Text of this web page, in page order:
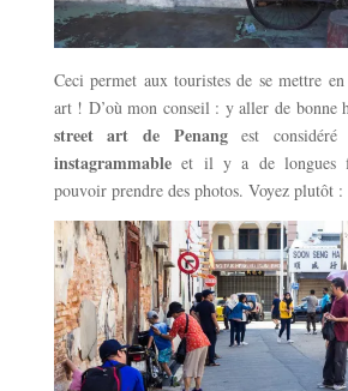
Ceci permet aux touristes de se mettre en
art ! D’où mon conseil : y aller de bonne
street art de Penangest considéré
instagrammableet il y a de longues
pouvoir prendre des photos. Voyez plutôt :